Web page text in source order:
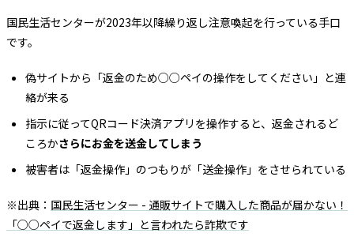
国民生活センターが2023年以降繰り返し注意喚起を行っている手口
です。
偽サイトから「返金のため○○ペイの操作をしてください」と連
絡が来る
指示に従ってQRコード決済アプリを操作すると、返金されるど
ころかさらにお金を送金してしまう
被害者は「返金操作」のつもりが「送金操作」をさせられている
※出典： 国民生活センター - 通販サイトで購入した商品が届かない！
「○○ペイで返金します」と言われたら詐欺です